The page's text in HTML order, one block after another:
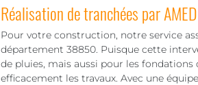
Réalisation de tranchées par
Pour votre construction, notre service
département 38850. Puisque cette
de pluies, mais aussi pour les
efficacement les travaux. Avec une